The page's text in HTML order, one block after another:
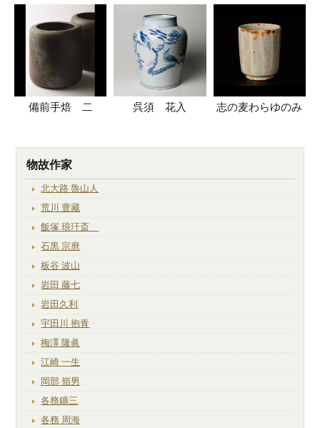
備前手焙 二 呉須 花入 志の麦わらゆのみ
物故作家
北大路 魯山人
荒川 豊藏
飯塚 琅玕斎
石黒 宗麿
板谷 波山
岩田 藤七
岩田久利
宇田川 抱青
梅澤 隆眞
江崎 一生
岡部 嶺男
各務鑛三
各務 周海